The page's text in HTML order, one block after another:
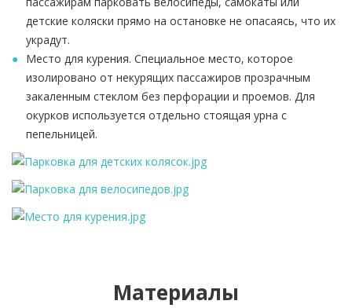
детские коляски прямо на остановке не опасаясь, что их
украдут.
Место для курения. Специальное место, которое
изолировано от некурящих пассажиров прозрачным
закаленным стеклом без перфорации и проемов. Для
окурков используется отдельно стоящая урна с
пепельницей.
Материалы